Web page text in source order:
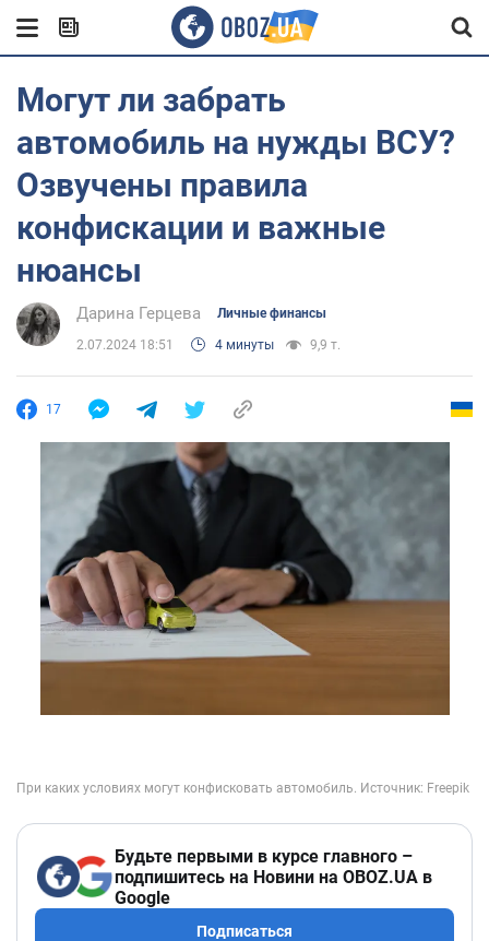
Могут ли забрать
автомобиль на нужды ВСУ?
Озвучены правила
конфискации и важные
нюансы
Дарина Герцева Личные финансы
2.07.2024 18:51 4 минуты 9,9 т.
17
Будьте первыми в курсе главного –
подпишитесь на Новини на OBOZ.UA в
Google
Подписаться